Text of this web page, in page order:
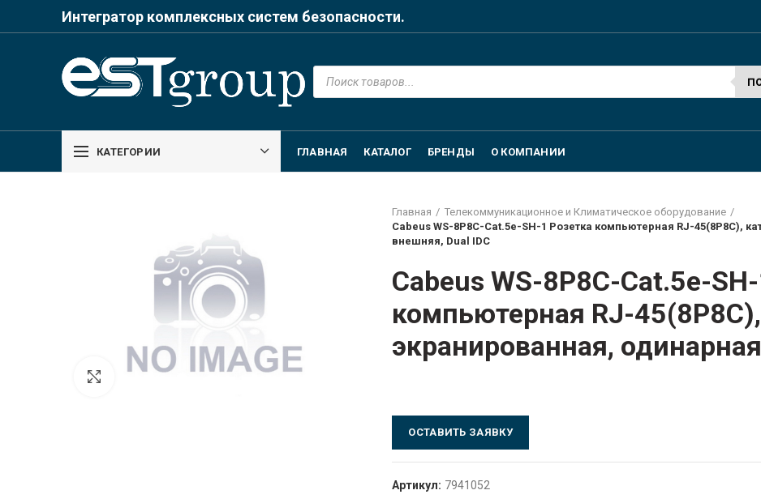
Интегратор комплексных систем безопасности.
Поиск
товаров
КАТЕГОРИИ ГЛАВНАЯ КАТАЛОГ БРЕНДЫ О КОМПАНИИ
Click to enlarge
Главная
Телекоммуникационное и Климатическое оборудование
Cabeus WS-8P8C-Cat.5e-SH-1 Розетка компьютерная RJ-45(8P8C),
внешняя, Dual IDC
Cabeus WS-8P8C-Cat.5e-
компьютерная RJ-
экранированная,
ОСТАВИТЬ ЗАЯВКУ
Артикул: 7941052